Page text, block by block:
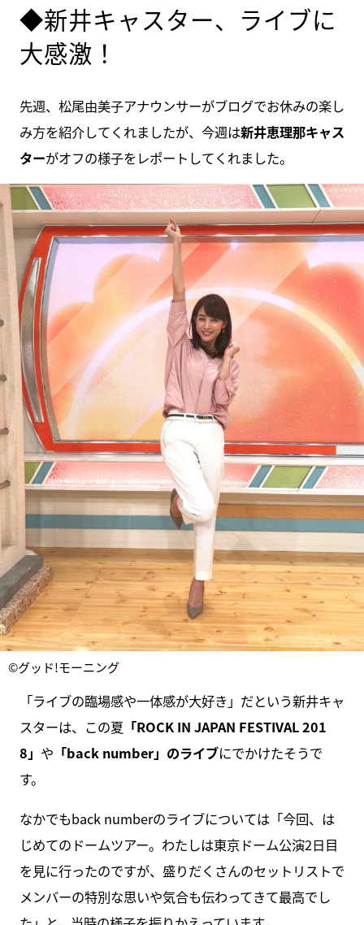
◆新井キャスター、ライブに
大感激！
先週、松尾由美子アナウンサーがブログでお休みの楽し
み方を紹介してくれましたが、今週は新井恵理那キャス
ターがオフの様子をレポートしてくれました。
©グッド!モーニング
「ライブの臨場感や一体感が大好き」だという新井キャ
スターは、この夏 「ROCK IN JAPAN FESTIVAL 201
8」 や 「back number」のライブにでかけたそうで
す。
なかでもback numberのライブについては「今回、は
じめてのドームツアー。わたしは東京ドーム公演2日目
を見に行ったのですが、盛りだくさんのセットリストで
メンバーの特別な思いや気合も伝わってきて最高でし